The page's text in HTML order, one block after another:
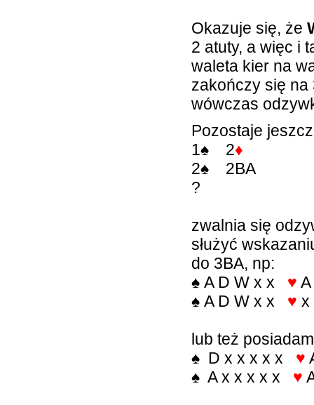
Okazuje się, że
2 atuty, a więc i
waleta kier na
zakończy się na
wówczas
Pozostaje
1♠ 2♦
2♠
2BA
?
zwalnia się
służyć
do 3BA, np:
♠ A D W x x ♥
♠ A D W x x ♥
lub też
♠ D x x x x x ♥
♠ A x x x x x ♥